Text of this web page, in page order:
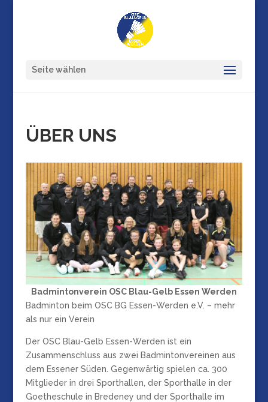
Seite wählen
ÜBER UNS
Badmintonverein OSC Blau-Gelb Essen Werden
Badminton beim OSC BG Essen-Werden e.V. – mehr
als nur ein Verein
Der OSC Blau-Gelb Essen-Werden ist ein
Zusammenschluss aus zwei Badmintonvereinen aus
dem Essener Süden. Gegenwärtig spielen ca. 300
Mitglieder in drei Sporthallen, der Sporthalle in der
Goetheschule in Bredeney und der Sporthalle im